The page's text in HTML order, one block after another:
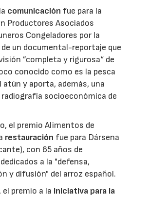
comunicación fue para la
Productores Asociados
Congeladores por la
un documental-reportaje que
”completa y rigurosa“ de
conocido como es la pesca
atún y aporta, además, una
radiografía socioeconómica de
el premio Alimentos de
restauración fue para Dársena
con 65 años de
a la "defensa,
y difusión" del arroz español.
premio a la iniciativa para la